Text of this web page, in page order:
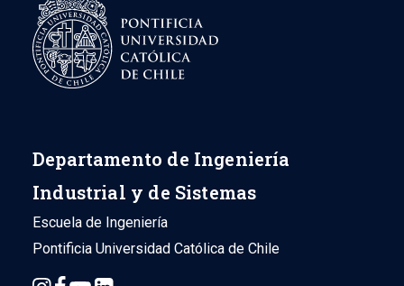
Departamento de Ingeniería
Industrial y de Sistemas
Escuela de Ingeniería
Pontificia Universidad Católica de Chile